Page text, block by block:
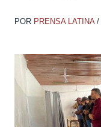
POR PRENSA LATINA /